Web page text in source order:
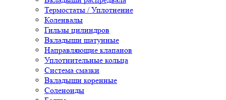
Термостаты / Уплотнение
Коленвалы
Гильзы цилиндров
Вкладыши шатунные
Направляющие клапанов
Уплотнительные кольца
Система смазки
Вкладыши коренные
Соленоиды